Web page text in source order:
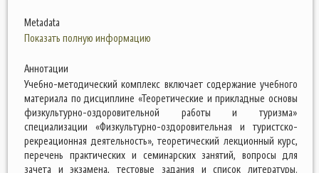
Metadata
Показать полную информацию
Аннотации
Учебно-методический комплекс включает содержание учебного
материала по дисциплине «Теоретические и прикладные основы
физкультурно-оздоровительной работы и туризма»
специализации «Физкультурно-оздоровительная и туристско-
рекреационная деятельность», теоретический лекционный курс,
перечень практических и семинарских занятий, вопросы для
зачета и экзамена, тестовые задания и список литературы.